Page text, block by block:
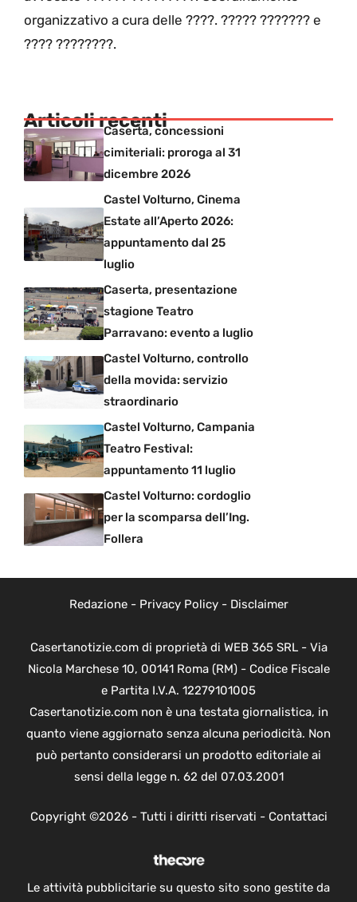
organizzativo a cura delle ????. ????? ??????? e
???? ????????.
Articoli recenti
Caserta, concessioni
cimiteriali: proroga al 31
dicembre 2026
Castel Volturno, Cinema
Estate all’Aperto 2026:
appuntamento dal 25
luglio
Caserta, presentazione
stagione Teatro
Parravano: evento a luglio
Castel Volturno, controllo
della movida: servizio
straordinario
Castel Volturno, Campania
Teatro Festival:
appuntamento 11 luglio
Castel Volturno: cordoglio
per la scomparsa dell’Ing.
Follera
Redazione- Privacy Policy- Disclaimer
Casertanotizie.com di proprietà di WEB 365 SRL - Via
Nicola Marchese 10, 00141 Roma (RM) - Codice Fiscale
e Partita I.V.A. 12279101005
Casertanotizie.com non è una testata giornalistica, in
quanto viene aggiornato senza alcuna periodicità. Non
può pertanto considerarsi un prodotto editoriale ai
sensi della legge n. 62 del 07.03.2001
Copyright ©2026 - Tutti i diritti riservati - Contattaci
Le attività pubblicitarie su questo sito sono gestite da